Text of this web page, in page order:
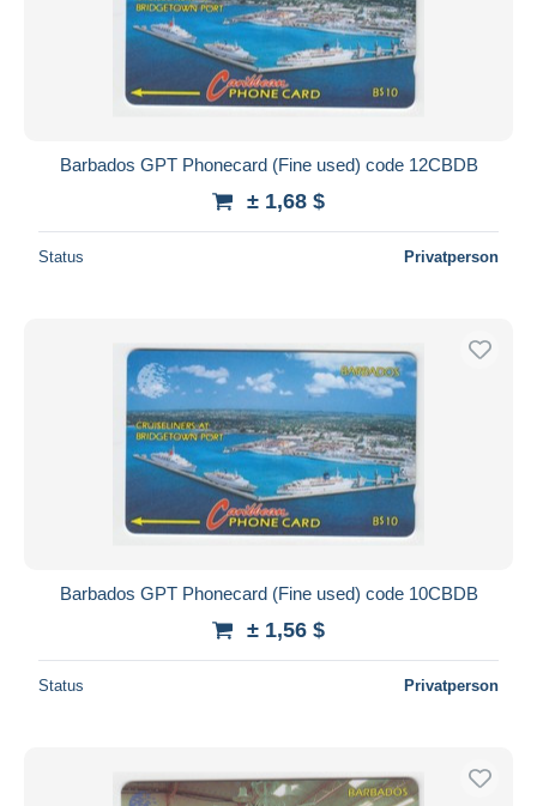
Barbados GPT Phonecard (Fine used) code 12CBDB
± 1,68 $
Status Privatperson
Barbados GPT Phonecard (Fine used) code 10CBDB
± 1,56 $
Status Privatperson